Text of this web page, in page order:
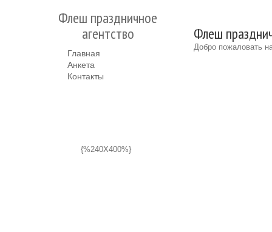
Флеш праздничное
агентство
Главная
Анкета
Контакты
{%240X400%}
Флеш
Добро пожаловать